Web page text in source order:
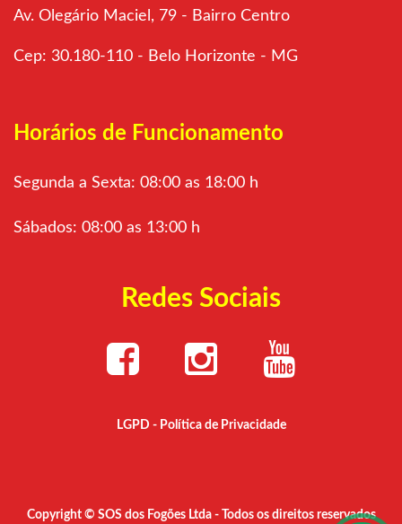
Av. Olegário Maciel, 79 - Bairro Centro
Cep: 30.180-110 - Belo Horizonte - MG
Horários de Funcionamento
Segunda a Sexta: 08:00 as 18:00 h
Sábados: 08:00 as 13:00 h
Redes Sociais
LGPD - Política de Privacidade
Copyright © SOS dos Fogões Ltda - Todos os direitos reservados